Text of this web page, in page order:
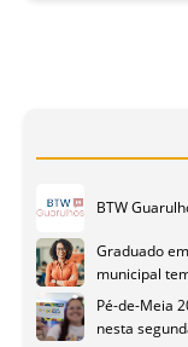
BTW
Graduado
municipal
Pé-de-Meia
nesta